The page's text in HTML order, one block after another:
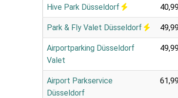
Hive Park Düsseldorf
Park & Fly Valet Düsseldorf
Airportparking Düsseldorf
Valet
Airport Parkservice
Düsseldorf